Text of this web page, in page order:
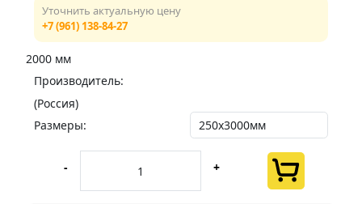
Уточнить актуальную цену
+7 (961) 138-84-27
2000 мм
Производитель:
(Россия)
Размеры:
- +